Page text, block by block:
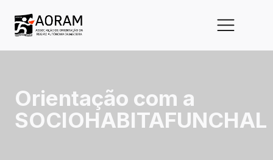
Orientação com a
SOCIOHABITAFUNCHAL